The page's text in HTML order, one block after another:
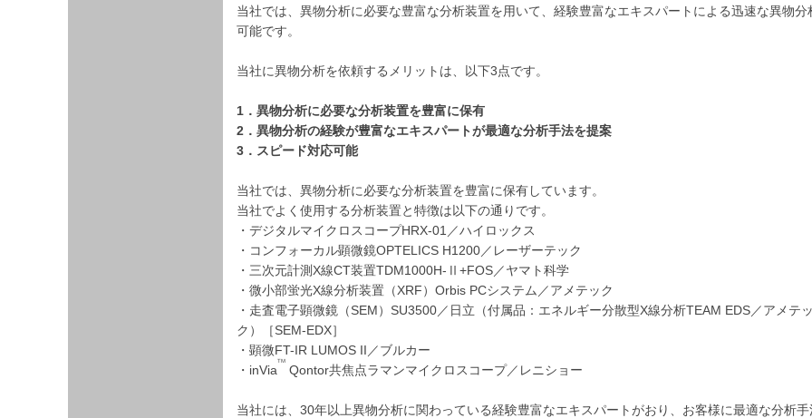
当社では、異物分析に必要な豊富な分析装置を用いて、経験豊富なエキスパートによる迅速な異物分
可能です。
当社に異物分析を依頼するメリットは、以下3点です。
1．異物分析に必要な分析装置を豊富に保有
2．異物分析の経験が豊富なエキスパートが最適な分析手法を提案
3．スピード対応可能
当社では、異物分析に必要な分析装置を豊富に保有しています。
当社でよく使用する分析装置と特徴は以下の通りです。
・デジタルマイクロスコープHRX-01／ハイロックス
・コンフォーカル顕微鏡OPTELICS H1200／レーザーテック
・三次元計測X線CT装置TDM1000H-Ⅱ+FOS／ヤマト科学
・微小部蛍光X線分析装置（XRF）Orbis PCシステム／アメテック
・走査電子顕微鏡（SEM）SU3500／日立（付属品：エネルギー分散型X線分析TEAM EDS／アメテ
ク）［SEM-EDX］
・顕微FT-IR LUMOS II／ブルカー
・inVia
TM
Qontor共焦点ラマンマイクロスコープ／レニショー
当社には、30年以上異物分析に関わっている経験豊富なエキスパートがおり、お客様に最適な分析手